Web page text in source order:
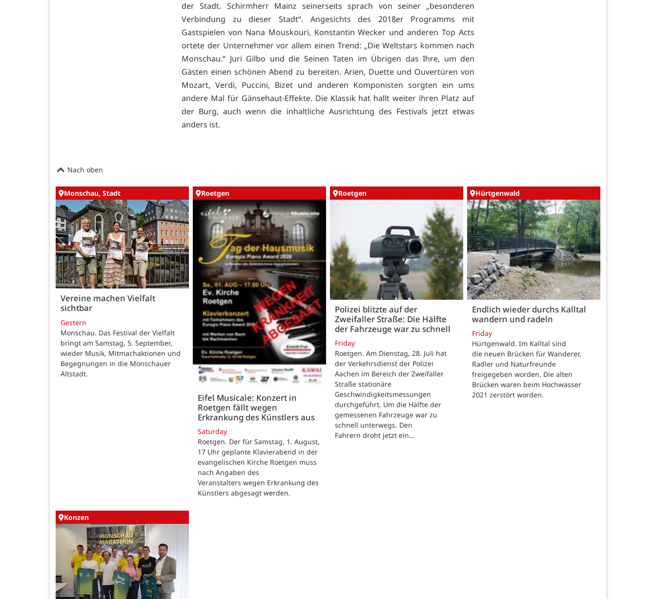
der Stadt. Schirmherr Mainz seinerseits sprach von seiner „besonderen
Verbindung zu dieser Stadt“. Angesichts des 2018er Programms mit
Gastspielen von Nana Mouskouri, Konstantin Wecker und anderen Top Acts
ortete der Unternehmer vor allem einen Trend: „Die Weltstars kommen nach
Monschau.“ Juri Gilbo und die Seinen Taten im Übrigen das Ihre, um den
Gästen einen schönen Abend zu bereiten. Arien, Duette und Ouvertüren von
Mozart, Verdi, Puccini, Bizet und anderen Komponisten sorgten ein ums
andere Mal für Gänsehaut-Effekte. Die Klassik hat hallt weiter ihren Platz auf
der Burg, auch wenn die inhaltliche Ausrichtung des Festivals jetzt etwas
anders ist.
Nach oben
Monschau, Stadt
Vereine machen Vielfalt
sichtbar
Gestern
Monschau. Das Festival der Vielfalt
bringt am Samstag, 5. September,
wieder Musik, Mitmachaktionen und
Begegnungen in die Monschauer
Altstadt.
Roetgen
Eifel Musicale: Konzert in
Roetgen fällt wegen
Erkrankung des Künstlers aus
Saturday
Roetgen. Der für Samstag, 1. August,
17 Uhr geplante Klavierabend in der
evangelischen Kirche Roetgen muss
nach Angaben des
Veranstalters wegen Erkrankung des
Künstlers abgesagt werden.
Roetgen
Polizei blitzte auf der
Zweifaller Straße: Die Hälfte
der Fahrzeuge war zu schnell
Friday
Roetgen. Am Dienstag, 28. Juli hat
der Verkehrsdienst der Polizei
Aachen im Bereich der Zweifaller
Straße stationäre
Geschwindigkeitsmessungen
durchgeführt. Um die Hälfte der
gemessenen Fahrzeuge war zu
schnell unterwegs. Den
Fahrern droht jetzt ein…
Hürtgenwald
Endlich wieder durchs Kalltal
wandern und radeln
Friday
Hürtgenwald. Im Kalltal sind
die neuen Brücken für Wanderer,
Radler und Naturfreunde
freigegeben worden. Die alten
Brücken waren beim Hochwasser
2021 zerstört worden.
Konzen